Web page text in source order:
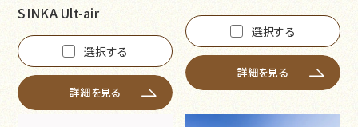
SINKA Ult-air
選択する
詳細を見る
選択する
詳細を見る